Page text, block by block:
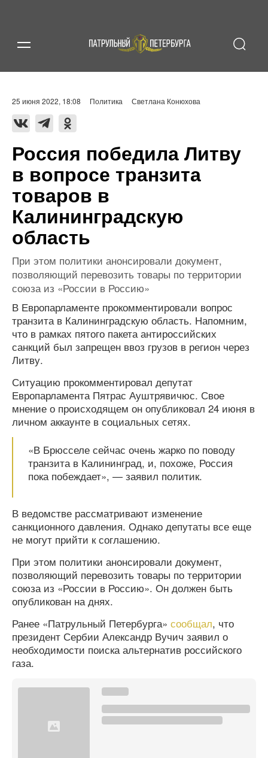
25 июня 2022, 18:08 Политика Светлана Конюхова
Россия победила Литву
в вопросе транзита
товаров в
Калининградскую
область
При этом политики анонсировали документ,
позволяющий перевозить товары по территории
союза из «России в Россию»
В Европарламенте прокомментировали вопрос
транзита в Калининградскую область. Напомним,
что в рамках пятого пакета антироссийских
санкций был запрещен ввоз грузов в регион через
Литву.
Ситуацию прокомментировал депутат
Европарламента Пятрас Ауштрявичюс. Свое
мнение о происходящем он опубликовал 24 июня в
личном аккаунте в социальных сетях.
«В Брюсселе сейчас очень жарко по поводу
транзита в Калининград, и, похоже, Россия
пока побеждает», — заявил политик.
В ведомстве рассматривают изменение
санкционного давления. Однако депутаты все еще
не могут прийти к соглашению.
При этом политики анонсировали документ,
позволяющий перевозить товары по территории
союза из «России в Россию». Он должен быть
опубликован на днях.
Ранее «Патрульный Петербурга» сообщал, что
президент Сербии Александр Вучич заявил о
необходимости поиска альтернатив российского
газа.